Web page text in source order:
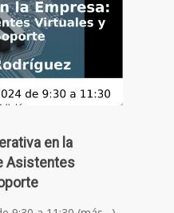
en la
Asistentes